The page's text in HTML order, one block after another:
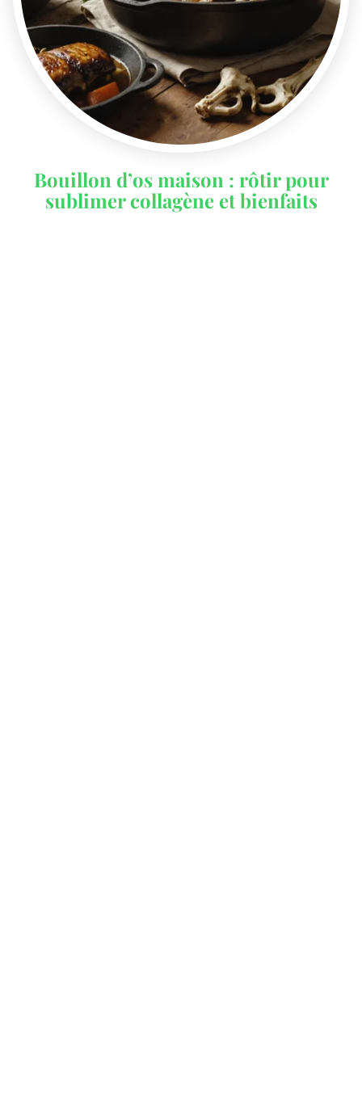
Bouillon d’os maison : rôtir pour
sublimer collagène et bienfaits